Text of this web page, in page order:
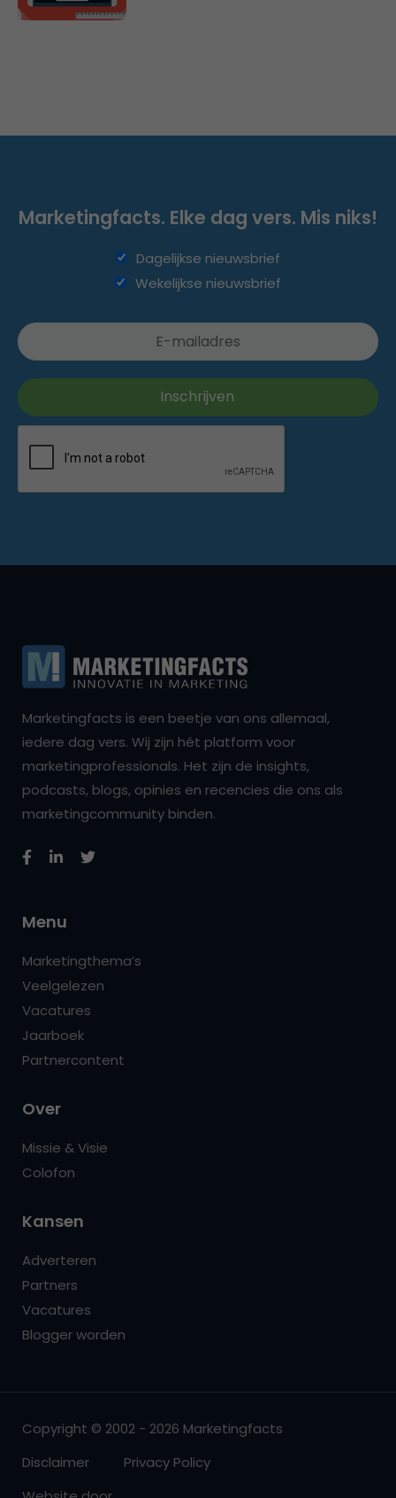
Marketingfacts. Elke dag vers. Mis niks!
Dagelijkse nieuwsbrief
Wekelijkse nieuwsbrief
Marketingfacts is een beetje van ons allemaal,
iedere dag vers. Wij zijn hét platform voor
marketingprofessionals. Het zijn de insights,
podcasts, blogs, opinies en recencies die ons als
marketingcommunity binden.
Menu
Marketingthema’s
Veelgelezen
Vacatures
Jaarboek
Partnercontent
Over
Missie & Visie
Colofon
Kansen
Adverteren
Partners
Vacatures
Blogger worden
Copyright © 2002 - 2026 Marketingfacts
Disclaimer
Privacy Policy